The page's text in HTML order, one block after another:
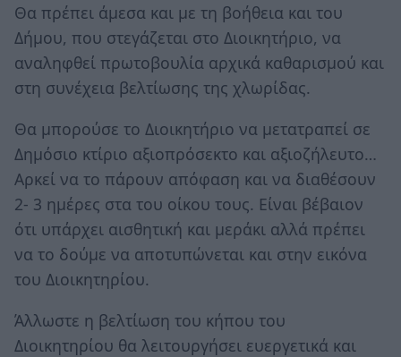
Θα πρέπει άμεσα και με τη βοήθεια και του
Δήμου, που στεγάζεται στο Διοικητήριο, να
αναληφθεί πρωτοβουλία αρχικά καθαρισμού και
στη συνέχεια βελτίωσης της χλωρίδας.
Θα μπορούσε το Διοικητήριο να μετατραπεί σε
Δημόσιο κτίριο αξιοπρόσεκτο και αξιοζήλευτο…
Αρκεί να το πάρουν απόφαση και να διαθέσουν
2- 3 ημέρες στα του οίκου τους. Είναι βέβαιον
ότι υπάρχει αισθητική και μεράκι αλλά πρέπει
να το δούμε να αποτυπώνεται και στην εικόνα
του Διοικητηρίου.
Άλλωστε η βελτίωση του κήπου του
Διοικητηρίου θα λειτουργήσει ευεργετικά και